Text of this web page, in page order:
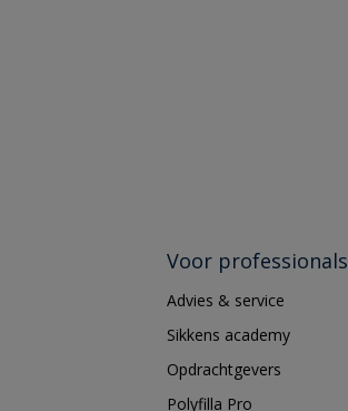
Voor professionals
Advies & service
Sikkens academy
Opdrachtgevers
Polyfilla Pro